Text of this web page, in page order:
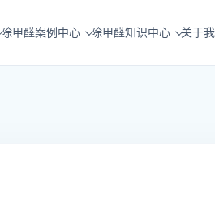
除甲醛案例中心 除甲醛知识中心 关于